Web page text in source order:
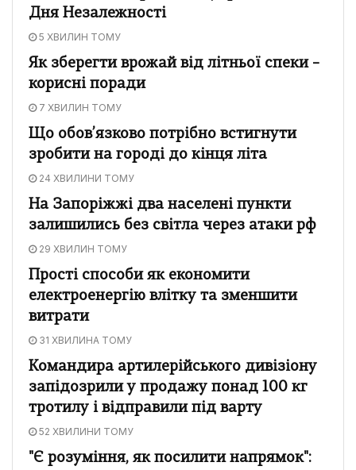
Дня Незалежності
5 ХВИЛИН ТОМУ
Як зберегти врожай від літньої спеки –
корисні поради
7 ХВИЛИН ТОМУ
Що обов’язково потрібно встигнути
зробити на городі до кінця літа
24 ХВИЛИНИ ТОМУ
На Запоріжжі два населені пункти
залишились без світла через атаки рф
29 ХВИЛИН ТОМУ
Прості способи як економити
електроенергію влітку та зменшити
витрати
31 ХВИЛИНА ТОМУ
Командира артилерійського дивізіону
запідозрили у продажу понад 100 кг
тротилу і відправили під варту
52 ХВИЛИНИ ТОМУ
"Є розуміння, як посилити напрямок":